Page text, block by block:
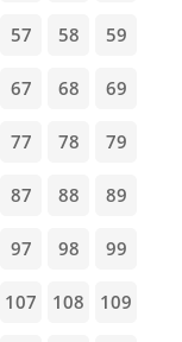
57 58 59
67 68 69
77 78 79
87 88 89
97 98 99
107 108 109